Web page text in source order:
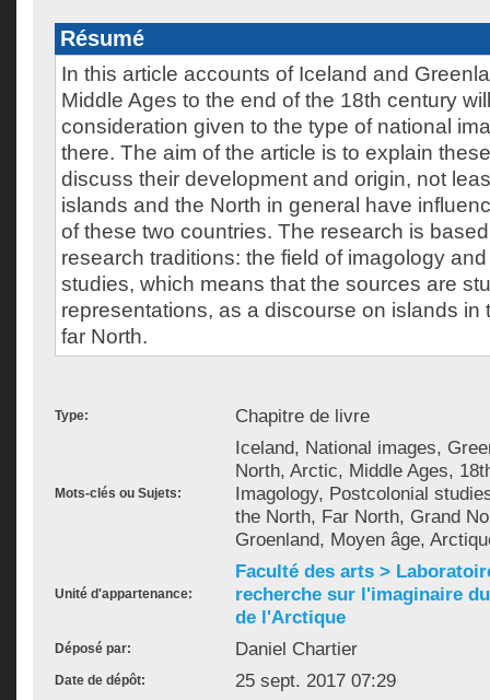
Résumé
In this article accounts of Iceland and
Middle Ages to the end of the 18th century
consideration given to the type of national
there. The aim of the article is to explain
discuss their development and origin, not
islands and the North in general have
of these two countries. The research is
research traditions: the field of imagology
studies, which means that the sources are
representations, as a discourse on islands in
far North.
Type: Chapitre de livre
Mots-clés ou Sujets:
Iceland, National images,
North, Arctic, Middle Ages,
Imagology, Postcolonial
the North, Far North, Grand
Groenland, Moyen âge,
Unité d'appartenance:
Faculté des arts >
recherche sur l'imaginaire
de l'Arctique
Déposé par: Daniel Chartier
Date de dépôt: 25 sept. 2017 07:29